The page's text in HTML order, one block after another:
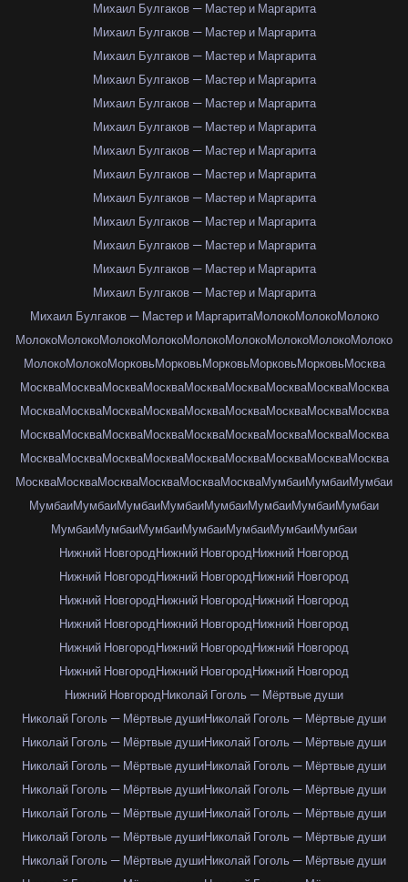
Михаил Булгаков — Мастер и Маргарита
Михаил Булгаков — Мастер и Маргарита
Михаил Булгаков — Мастер и Маргарита
Михаил Булгаков — Мастер и Маргарита
Михаил Булгаков — Мастер и Маргарита
Михаил Булгаков — Мастер и Маргарита
Михаил Булгаков — Мастер и Маргарита
Михаил Булгаков — Мастер и Маргарита
Михаил Булгаков — Мастер и Маргарита
Михаил Булгаков — Мастер и Маргарита
Михаил Булгаков — Мастер и Маргарита
Михаил Булгаков — Мастер и Маргарита
Михаил Булгаков — Мастер и Маргарита
Михаил Булгаков — Мастер и МаргаритаМолокоМолокоМолоко
МолокоМолокоМолокоМолокоМолокоМолокоМолокоМолокоМолоко
МолокоМолокоМорковьМорковьМорковьМорковьМорковьМосква
МоскваМоскваМоскваМоскваМоскваМоскваМоскваМоскваМосква
МоскваМоскваМоскваМоскваМоскваМоскваМоскваМоскваМосква
МоскваМоскваМоскваМоскваМоскваМоскваМоскваМоскваМосква
МоскваМоскваМоскваМоскваМоскваМоскваМоскваМоскваМосква
МоскваМоскваМоскваМоскваМоскваМоскваМумбаиМумбаиМумбаи
МумбаиМумбаиМумбаиМумбаиМумбаиМумбаиМумбаиМумбаи
МумбаиМумбаиМумбаиМумбаиМумбаиМумбаиМумбаи
Нижний НовгородНижний НовгородНижний Новгород
Нижний НовгородНижний НовгородНижний Новгород
Нижний НовгородНижний НовгородНижний Новгород
Нижний НовгородНижний НовгородНижний Новгород
Нижний НовгородНижний НовгородНижний Новгород
Нижний НовгородНижний НовгородНижний Новгород
Нижний НовгородНиколай Гоголь — Мёртвые души
Николай Гоголь — Мёртвые душиНиколай Гоголь — Мёртвые души
Николай Гоголь — Мёртвые душиНиколай Гоголь — Мёртвые души
Николай Гоголь — Мёртвые душиНиколай Гоголь — Мёртвые души
Николай Гоголь — Мёртвые душиНиколай Гоголь — Мёртвые души
Николай Гоголь — Мёртвые душиНиколай Гоголь — Мёртвые души
Николай Гоголь — Мёртвые душиНиколай Гоголь — Мёртвые души
Николай Гоголь — Мёртвые душиНиколай Гоголь — Мёртвые души